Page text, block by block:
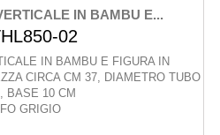
IN BAMBU E...
02
IN BAMBU E FIGURA IN
CIRCA CM 37, DIAMETRO TUBO
BASE 10 CM
GRIGIO